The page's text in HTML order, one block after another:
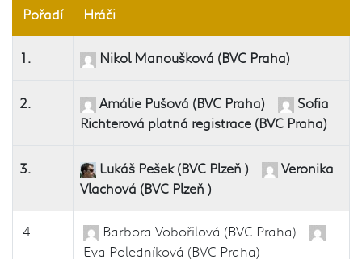
Pořadí Hráči
1. Nikol Manoušková (BVC Praha)
2. Amálie Pušová (BVC Praha)
Sofia
Richterová platná registrace (BVC Praha)
3. Lukáš Pešek (BVC Plzeň )
Veronika
Vlachová (BVC Plzeň )
4.
Barbora Vobořilová (BVC Praha)
Eva Poledníková (BVC Praha)